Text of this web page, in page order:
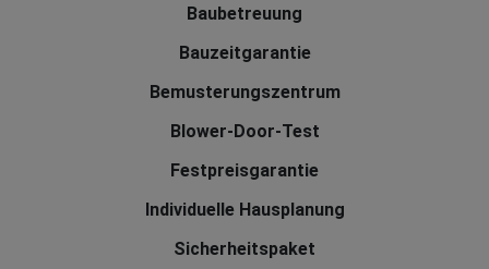
Baubetreuung
Bauzeitgarantie
Bemusterungszentrum
Blower-Door-Test
Festpreisgarantie
Individuelle Hausplanung
Sicherheitspaket